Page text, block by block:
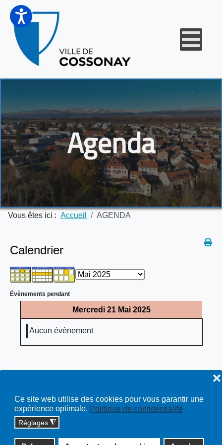
Ce site web utilise des cookies pour vous garantir une
expérience optimale. Politique de confidentialité
Réglages ◮
❌
Agenda
Vous êtes ici : Accueil AGENDA
Calendrier
Évènements pendant
Mercredi 21 Mai 2025
Aucun évènement
Copyright © 2026 cossonay.ch - tous droits réservés | site :